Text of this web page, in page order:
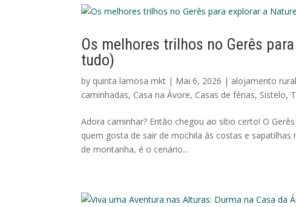
Os melhores trilhos no Gerês
tudo)
by quinta lamosa mkt | Mai 6, 2026 | alojamento rural
caminhadas, Casa na Ávore, Casas de férias, Sistelo,
Adora caminhar? Então chegou ao sítio certo! O
quem gosta de sair de mochila às costas e
de montanha, é o cenário...